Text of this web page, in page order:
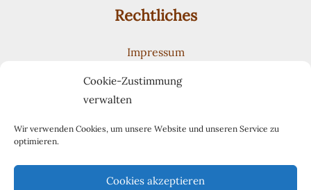
Cookie-Zustimmung
verwalten
Wir verwenden Cookies, um unsere Website und unseren Service zu
optimieren.
Cookies akzeptieren
Rechtliches
Impressum
Cookie-Richtlinie (EU)
Suchen